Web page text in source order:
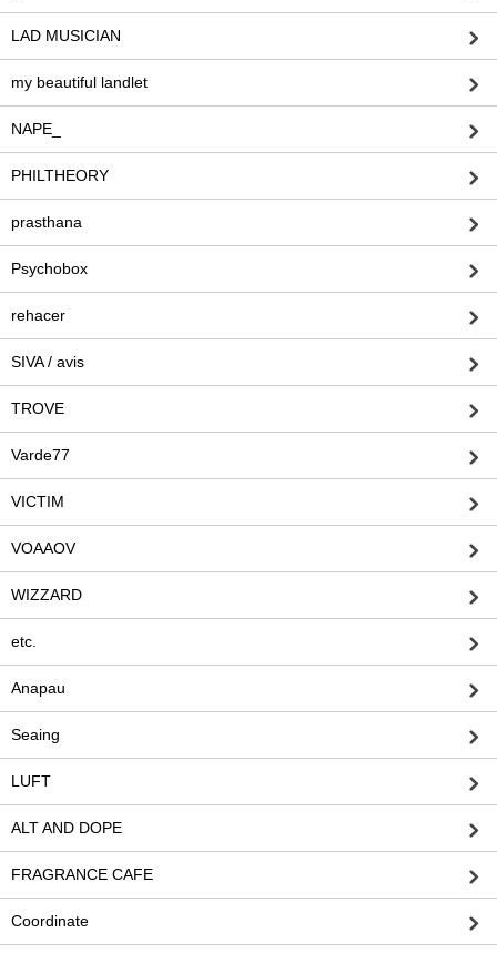
LAD MUSICIAN
my beautiful landlet
NAPE_
PHILTHEORY
prasthana
Psychobox
rehacer
SIVA / avis
TROVE
Varde77
VICTIM
VOAAOV
WIZZARD
etc.
Anapau
Seaing
LUFT
ALT AND DOPE
FRAGRANCE CAFE
Coordinate